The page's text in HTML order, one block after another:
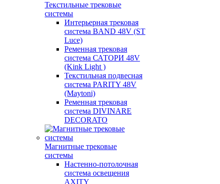
Текстильные трековые
системы
Интерьерная трековая
система BAND 48V (ST
Luce)
Ременная трековая
система САТОРИ 48V
(Kink Light )
Текстильная подвесная
система PARITY 48V
(Maytoni)
Ременная трековая
система DIVINARE
DECORATO
Магнитные трековые
системы
Настенно-потолочная
система освещения
AXITY